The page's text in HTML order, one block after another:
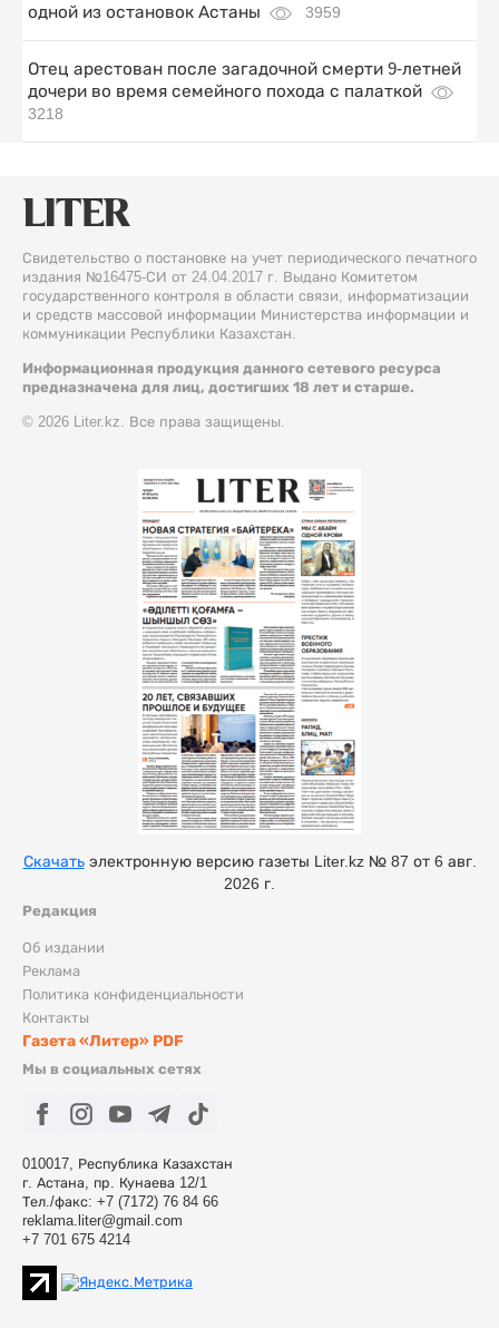
одной из остановок Астаны
3959
Отец арестован после загадочной смерти 9-летней
дочери во время семейного похода с палаткой
3218
Свидетельство о постановке на учет периодического печатного
издания №16475-СИ от 24.04.2017 г. Выдано Комитетом
государственного контроля в области связи, информатизации
и средств массовой информации Министерства информации и
коммуникации Республики Казахстан.
Информационная продукция данного сетевого ресурса
предназначена для лиц, достигших 18 лет и старше.
© 2026 Liter.kz. Все права защищены.
Редакция
Об издании
Реклама
Политика конфиденциальности
Контакты
Газета «Литер» PDF
Мы в социальных сетях
010017, Республика Казахстан
г. Астана, пр. Кунаева 12/1
Тел./факс: +7 (7172) 76 84 66
reklama.liter@gmail.com
+7 701 675 4214
Скачатьэлектронную версию газеты Liter.kz № 87 от 6 авг.
2026 г.